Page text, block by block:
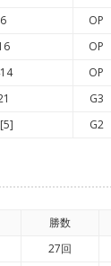
OP
OP
OP
G3
G2
勝数
27回